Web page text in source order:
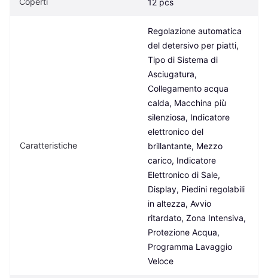
12 pcs
Caratteristiche
Regolazione automatica
del detersivo per piatti,
Tipo di Sistema di
Asciugatura,
Collegamento acqua
calda, Macchina più
silenziosa, Indicatore
elettronico del
brillantante, Mezzo
carico, Indicatore
Elettronico di Sale,
Display, Piedini regolabili
in altezza, Avvio
ritardato, Zona Intensiva,
Protezione Acqua,
Programma Lavaggio
Veloce